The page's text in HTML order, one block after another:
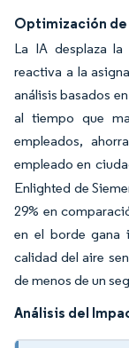
Optimización de
La IA desplaza
reactiva a la
análisis basados
al tiempo que
empleados,
empleado en
Enlighted de
29% en
en el borde gana
calidad del aire
de menos de un
Análisis del